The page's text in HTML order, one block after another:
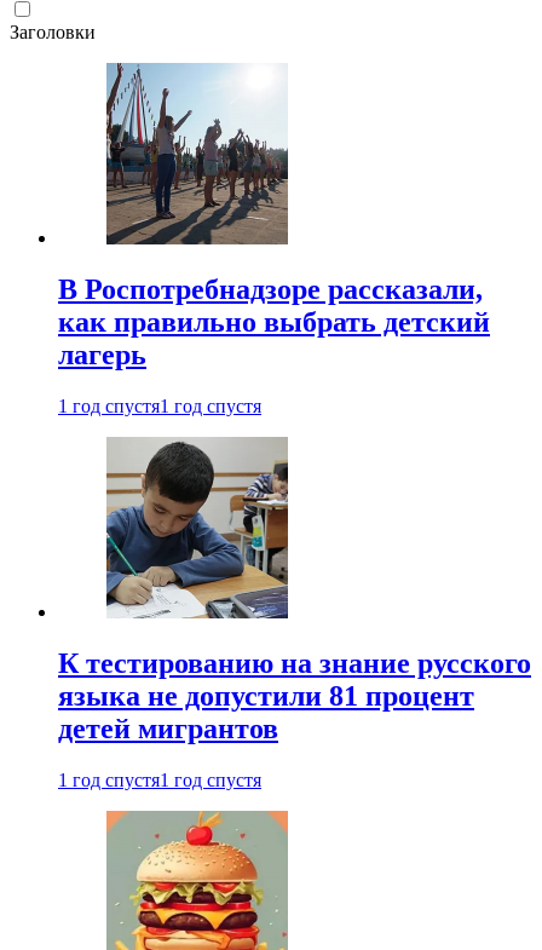
Заголовки
В Роспотребнадзоре рассказали,
как правильно выбрать детский
лагерь
1 год спустя1 год спустя
К тестированию на знание русского
языка не допустили 81 процент
детей мигрантов
1 год спустя1 год спустя